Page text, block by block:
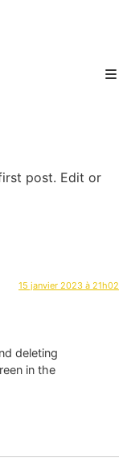
post. Edit or
15 janvier 2023 à 21h02
deleting
in the